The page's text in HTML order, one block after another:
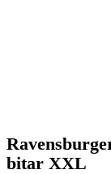
bitar XXL